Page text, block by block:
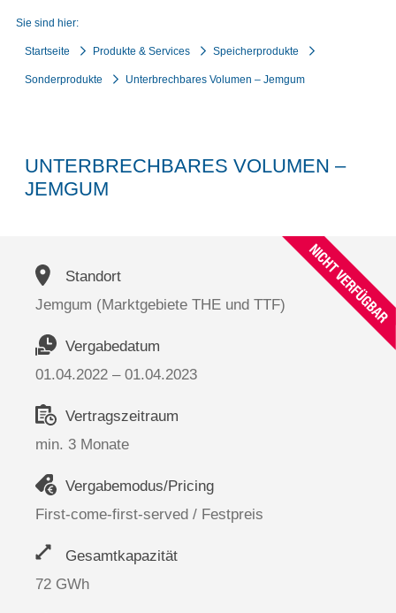
Sie sind hier:
Startseite Produkte & Services Speicherprodukte
Sonderprodukte Unterbrechbares Volumen – Jemgum
UNTERBRECHBARES VOLUMEN –
JEMGUM
Standort
Jemgum (Marktgebiete THE und TTF)
Vergabedatum
01.04.2022 – 01.04.2023
Vertragszeitraum
min. 3 Monate
Vergabemodus/Pricing
First-come-first-served / Festpreis
Gesamtkapazität
72 GWh